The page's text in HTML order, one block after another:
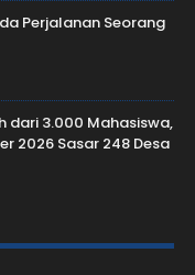
Perjalanan Seorang
dari 3.000 Mahasiswa,
2026 Sasar 248 Desa